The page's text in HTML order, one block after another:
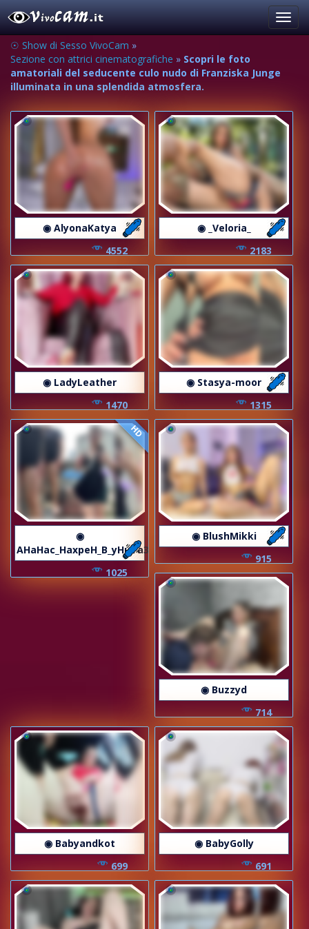
☉ Show di Sesso VivoCam »
Sezione con attrici cinematografiche » Scopri le foto
amatoriali del seducente culo nudo di Franziska Junge
illuminata in una splendida atmosfera.
◉ AlyonaKatya
4552
◉ _Veloria_
2183
◉ LadyLeather
1470
◉ Stasya-moor
1315
HD
◉
AHaHac_HaxpeH_B_yHuTa3
1025
◉ BlushMikki
915
◉ Buzzyd
714
◉ Babyandkot
699
◉ BabyGolly
691